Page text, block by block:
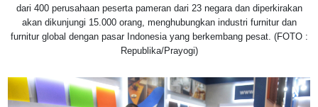
dari 400 perusahaan peserta pameran dari 23 negara dan diperkirakan
akan dikunjungi 15.000 orang, menghubungkan industri furnitur dan
furnitur global dengan pasar Indonesia yang berkembang pesat. (FOTO :
Republika/Prayogi)